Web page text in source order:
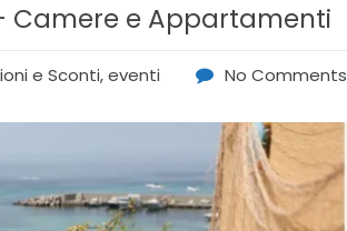
Camere e Appartamenti
e Sconti,eventi No Comments